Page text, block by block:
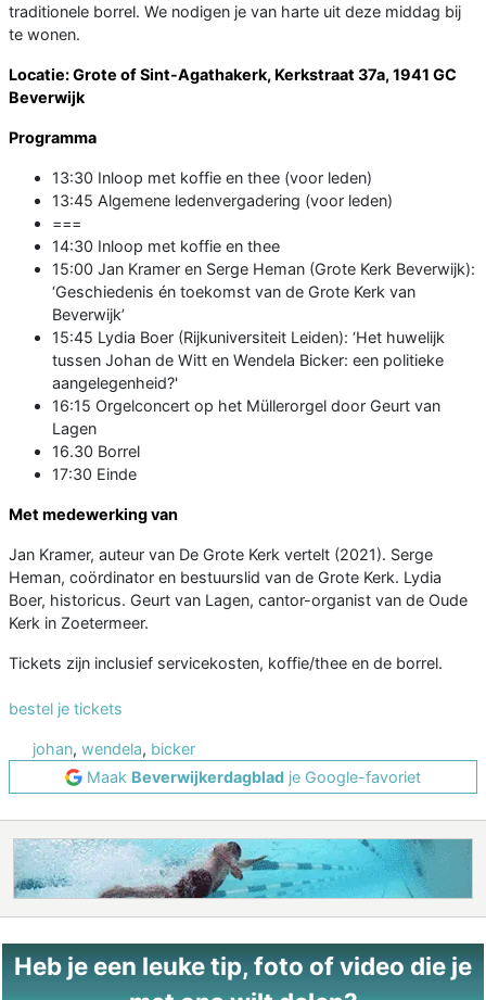
traditionele borrel. We nodigen je van harte uit deze middag bij
te wonen.
Locatie: Grote of Sint-Agathakerk, Kerkstraat 37a, 1941 GC
Beverwijk
Programma
13:30 Inloop met koffie en thee (voor leden)
13:45 Algemene ledenvergadering (voor leden)
===
14:30 Inloop met koffie en thee
15:00 Jan Kramer en Serge Heman (Grote Kerk Beverwijk):
‘Geschiedenis én toekomst van de Grote Kerk van
Beverwijk’
15:45 Lydia Boer (Rijkuniversiteit Leiden): ‘Het huwelijk
tussen Johan de Witt en Wendela Bicker: een politieke
aangelegenheid?'
16:15 Orgelconcert op het Müllerorgel door Geurt van
Lagen
16.30 Borrel
17:30 Einde
Met medewerking van
Jan Kramer, auteur van De Grote Kerk vertelt (2021). Serge
Heman, coördinator en bestuurslid van de Grote Kerk. Lydia
Boer, historicus. Geurt van Lagen, cantor-organist van de Oude
Kerk in Zoetermeer.
Tickets zijn inclusief servicekosten, koffie/thee en de borrel.
bestel je tickets
johan, wendela, bicker
Maak Beverwijkerdagblad je Google-favoriet
Heb je een leuke tip, foto of video die je